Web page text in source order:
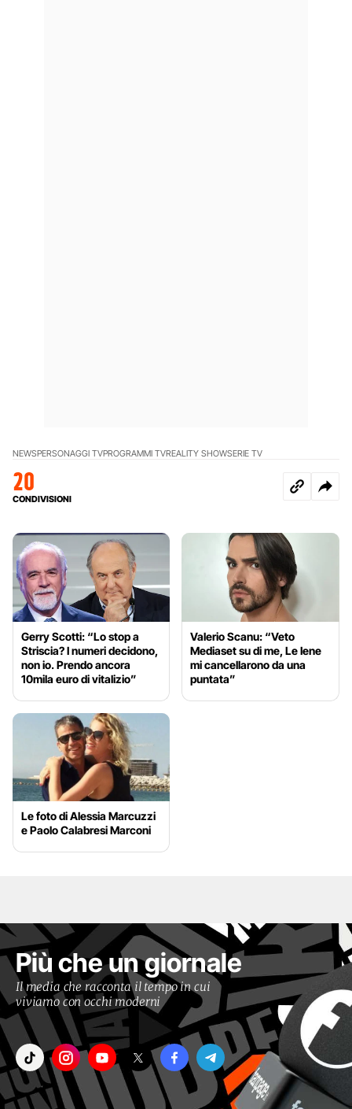
NEWSPERSONAGGI TVPROGRAMMI TVREALITY SHOWSERIE TV
20
CONDIVISIONI
Gerry Scotti: “Lo stop a
Striscia? I numeri decidono,
non io. Prendo ancora
10mila euro di vitalizio”
Valerio Scanu: “Veto
Mediaset su di me, Le Iene
mi cancellarono da una
puntata”
Le foto di Alessia Marcuzzi
e Paolo Calabresi Marconi
Più che un giornale
Il media che racconta il tempo in cui
viviamo con occhi moderni